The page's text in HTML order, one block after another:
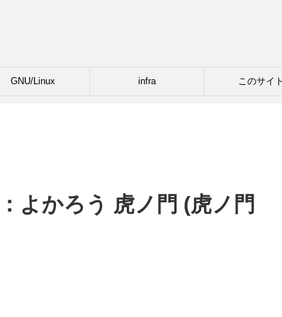
GNU/Linux infra このサイ
よかろう 虎ノ門 (虎ノ門